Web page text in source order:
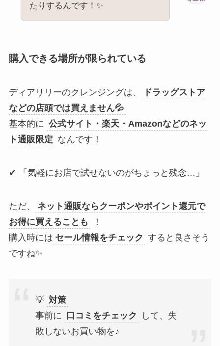
たりするんです！✨
購入できる場所が限られている
ディアリリーのクレンジングは、
ドラッグストア
などの店頭では買えません💦
基本的に 公式サイト・楽天・Amazonなどのネッ
ト通販限定 なんです！
✔ 「気軽にお店で試せないのがちょっと残念…」
ただ、
ネット通販ならクーポンやポイント還元で
お得に買えることも
！
購入時には セール情報をチェック すると良さそう
ですね✨
💡 対策
事前に
口コミをチェック
して、失
敗しないお買い物を♪